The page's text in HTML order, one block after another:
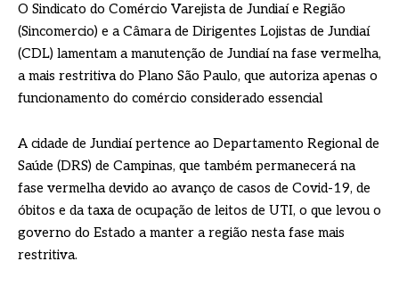
O Sindicato do Comércio Varejista de Jundiaí e Região
(Sincomercio) e a Câmara de Dirigentes Lojistas de Jundiaí
(CDL) lamentam a manutenção de Jundiaí na fase vermelha,
a mais restritiva do Plano São Paulo, que autoriza apenas o
funcionamento do comércio considerado essencial
A cidade de Jundiaí pertence ao Departamento Regional de
Saúde (DRS) de Campinas, que também permanecerá na
fase vermelha devido ao avanço de casos de Covid-19, de
óbitos e da taxa de ocupação de leitos de UTI, o que levou o
governo do Estado a manter a região nesta fase mais
restritiva.